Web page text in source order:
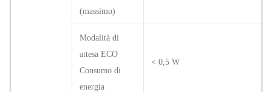
(massimo)
Modalità di
attesa ECO
Consumo di
energia
< 0,5 W